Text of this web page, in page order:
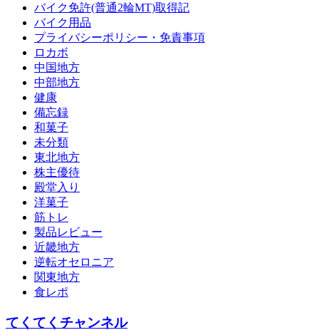
バイク免許(普通2輪MT)取得記
バイク用品
プライバシーポリシー・免責事項
ロカボ
中国地方
中部地方
健康
備忘録
和菓子
未分類
東北地方
株主優待
殿堂入り
洋菓子
筋トレ
製品レビュー
近畿地方
逆転オセロニア
関東地方
食レポ
てくてくチャンネル